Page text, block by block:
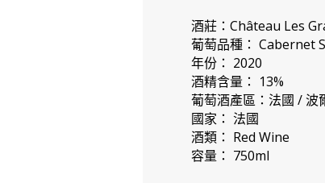
酒莊：Château Les
葡萄品種： Cabernet
年份： 2020
酒精含量： 13%
葡萄酒產區：法國 /
國家： 法國
酒類： Red Wine
容量： 750ml